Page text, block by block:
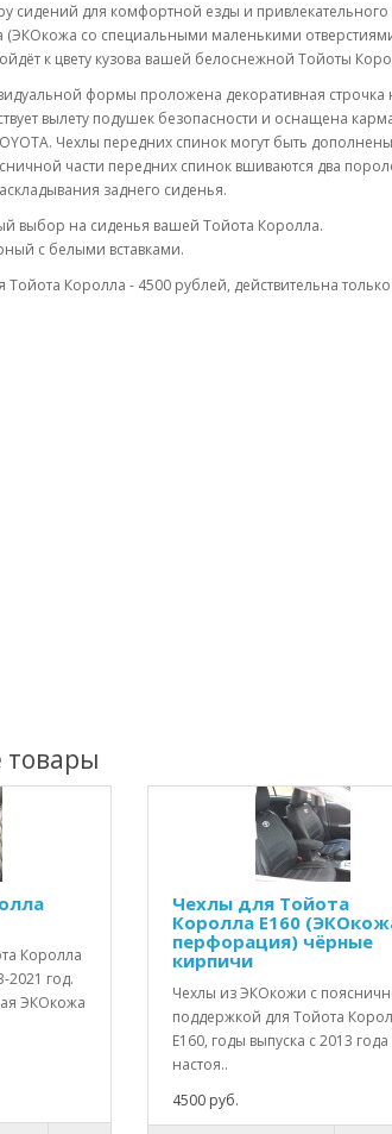
сидений для комфортной езды и
со специальными маленькими
к цвету кузова вашей белоснежной Тойоты
формы проложена декоративная строчка
вылету подушек безопасности и оснащена
Чехлы передних спинок могут быть
части передних спинок вшиваются два
заднего сиденья.
выбор на сиденья вашей Тойота Королла.
с белыми вставками.
Тойота Королла - 4500 рублей, действительна
Королла
2021 год.
ЭКОкожа
Чехлы для Тойота
Королла Е160
перфорация) чёрные
кирпичи
Чехлы из ЭКОкожи с
поддержкой для Тойота
Е160, годы выпуска с 2013
настоя..
4500 руб.